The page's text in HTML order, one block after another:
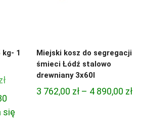
1
Aktualna
cena
wynosi:
855,00 zł.
się
Miejski kosz do segregacji
śmieci Łódź stalowo
drewniany 3x60l
3 762,00 zł – 4 890,00 zł